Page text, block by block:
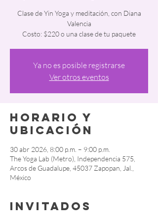
Clase de Yin Yoga y meditación, con Diana
Valencia
Costo: $220 o una clase de tu paquete
Ya no es posible registrarse
Ver otros eventos
Horario y
ubicación
30 abr 2026, 8:00 p.m. – 9:00 p.m.
The Yoga Lab (Metro), Independencia 575,
Arcos de Guadalupe, 45037 Zapopan, Jal.,
México
Invitados